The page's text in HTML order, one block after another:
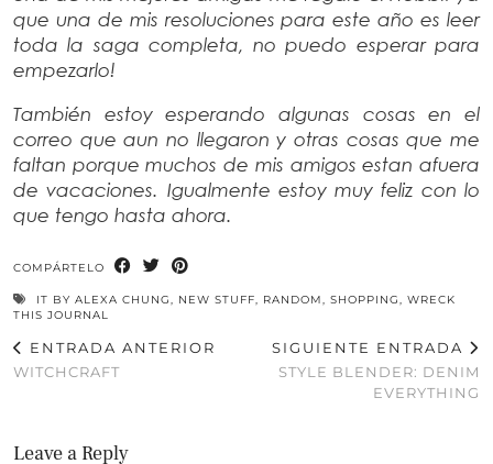
que una de mis resoluciones para este año es leer
toda la saga completa, no puedo esperar para
empezarlo!
También estoy esperando algunas cosas en el
correo que aun no llegaron y otras cosas que me
faltan porque muchos de mis amigos estan afuera
de vacaciones. Igualmente estoy muy feliz con lo
que tengo hasta ahora.
COMPÁRTELO
IT BY ALEXA CHUNG, NEW STUFF, RANDOM, SHOPPING, WRECK
THIS JOURNAL
ENTRADA ANTERIOR
WITCHCRAFT
SIGUIENTE ENTRADA
STYLE BLENDER: DENIM
EVERYTHING
Leave a Reply